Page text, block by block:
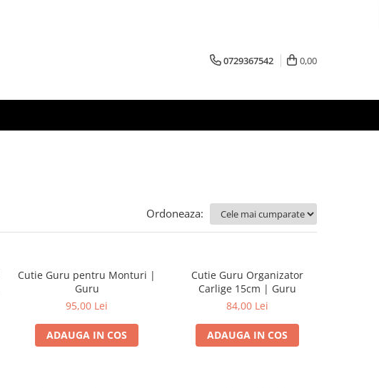
0729367542 0,00
Ordoneaza:
Cutie Guru pentru Monturi |
Guru
95,00 Lei
ADAUGA IN COS
Cutie Guru Organizator
Carlige 15cm | Guru
84,00 Lei
ADAUGA IN COS